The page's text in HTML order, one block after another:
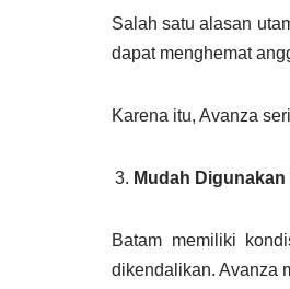
Salah satu alasan
dapat menghemat
Karena itu, Avanza
Mudah
Batam memiliki
dikendalikan. Avanza